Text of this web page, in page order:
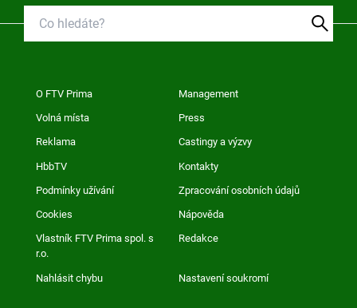
O FTV Prima Management
Volná místa Press
Reklama Castingy a výzvy
HbbTV Kontakty
Podmínky užívání Zpracování osobních údajů
Cookies Nápověda
Vlastník FTV Prima spol. s
r.o.
Redakce
Nahlásit chybu Nastavení soukromí